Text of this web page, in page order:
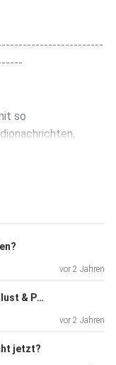
so
kennen, seit
Öffentlichkeit!vor 2 Jahren
Eierlikör, Angst vor Kontrollverlust & Provokation im Coaching
vor 2 Jahren
jetzt?